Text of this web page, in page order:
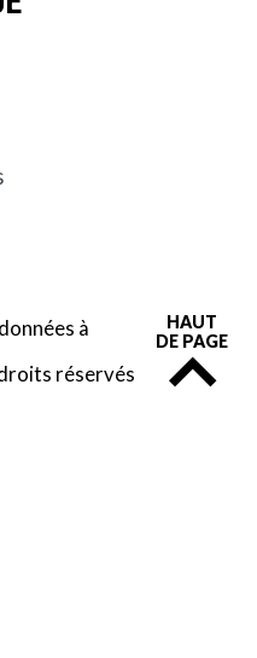
à
réservés
HAUT
DE PAGE